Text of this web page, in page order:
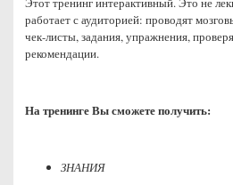
работает с аудиторией: проводят
чек-листы, задания, упражнения,
рекомендации.
На тренинге Вы сможете получить:
ЗНАНИЯ